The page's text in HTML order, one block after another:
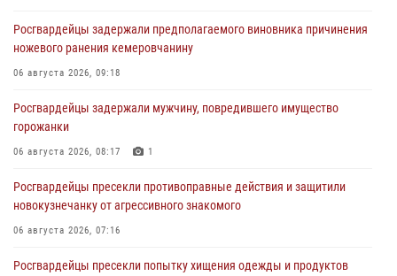
Росгвардейцы задержали предполагаемого виновника причинения
ножевого ранения кемеровчанину
06 августа 2026, 09:18
Росгвардейцы задержали мужчину, повредившего имущество
горожанки
06 августа 2026, 08:17 1
Росгвардейцы пресекли противоправные действия и защитили
новокузнечанку от агрессивного знакомого
06 августа 2026, 07:16
Росгвардейцы пресекли попытку хищения одежды и продуктов